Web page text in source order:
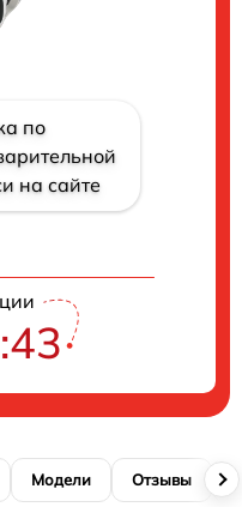
по
на сайте
Модели Отзывы